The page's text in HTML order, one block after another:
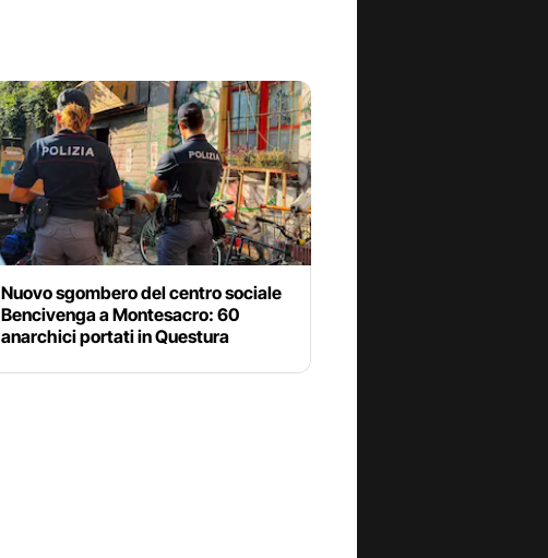
Nuovo sgombero del centro sociale
Bencivenga a Montesacro: 60
anarchici portati in Questura